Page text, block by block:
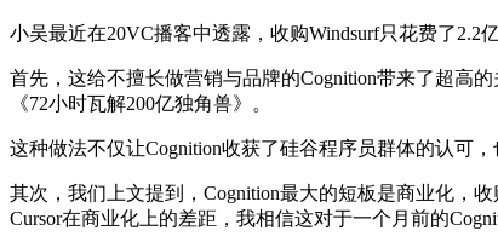
小吴最近在20VC播客中透露，收购Windsurf只花费了2.2
首先，这给不擅长做营销与品牌的Cognition带来了超高
《72小时瓦解200亿独角兽》。
这种做法不仅让Cognition收获了硅谷程序员群体的认可，
其次，我们上文提到，Cognition最大的短板是商业化，
Cursor在商业化上的差距，我相信这对于一个月前的